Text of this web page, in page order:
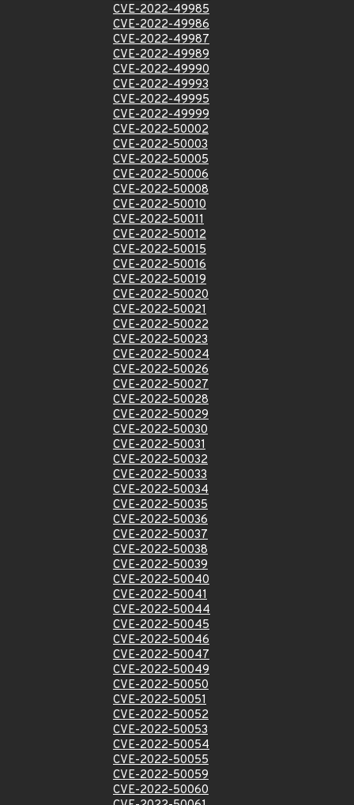
CVE-2022-49985
CVE-2022-49986
CVE-2022-49987
CVE-2022-49989
CVE-2022-49990
CVE-2022-49993
CVE-2022-49995
CVE-2022-49999
CVE-2022-50002
CVE-2022-50003
CVE-2022-50005
CVE-2022-50006
CVE-2022-50008
CVE-2022-50010
CVE-2022-50011
CVE-2022-50012
CVE-2022-50015
CVE-2022-50016
CVE-2022-50019
CVE-2022-50020
CVE-2022-50021
CVE-2022-50022
CVE-2022-50023
CVE-2022-50024
CVE-2022-50026
CVE-2022-50027
CVE-2022-50028
CVE-2022-50029
CVE-2022-50030
CVE-2022-50031
CVE-2022-50032
CVE-2022-50033
CVE-2022-50034
CVE-2022-50035
CVE-2022-50036
CVE-2022-50037
CVE-2022-50038
CVE-2022-50039
CVE-2022-50040
CVE-2022-50041
CVE-2022-50044
CVE-2022-50045
CVE-2022-50046
CVE-2022-50047
CVE-2022-50049
CVE-2022-50050
CVE-2022-50051
CVE-2022-50052
CVE-2022-50053
CVE-2022-50054
CVE-2022-50055
CVE-2022-50059
CVE-2022-50060